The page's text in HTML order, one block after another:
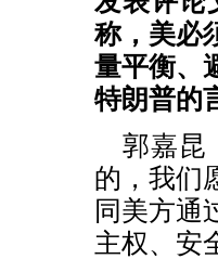
称，美必
量平衡、
特朗普的
郭嘉昆
的，我们
同美方通
主权、安